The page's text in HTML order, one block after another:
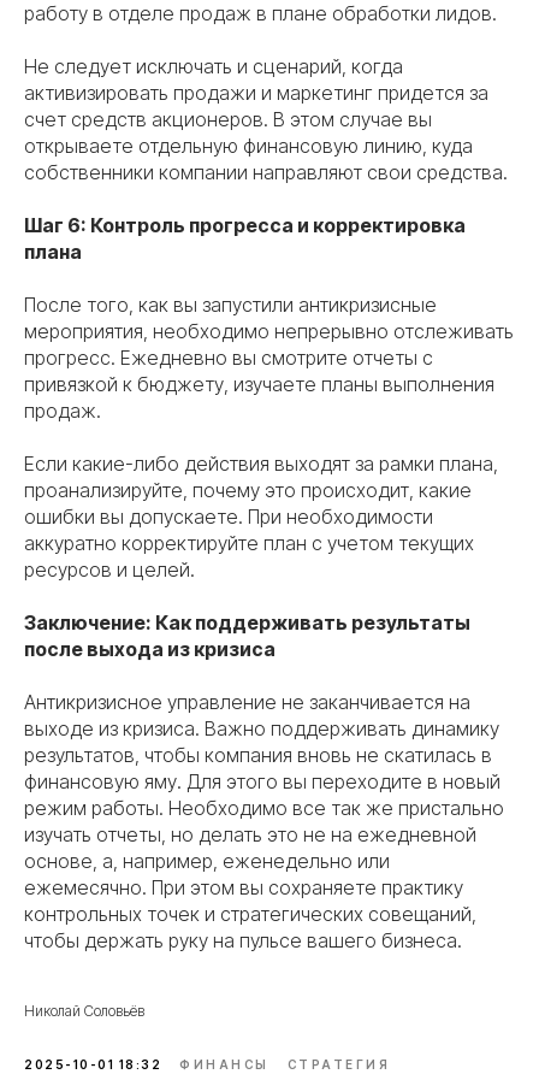
работу в отделе продаж в плане обработки лидов.
Не следует исключать и сценарий, когда
активизировать продажи и маркетинг придется за
счет средств акционеров. В этом случае вы
открываете отдельную финансовую линию, куда
собственники компании направляют свои средства.
Шаг 6: Контроль прогресса и корректировка
плана
После того, как вы запустили антикризисные
мероприятия, необходимо непрерывно отслеживать
прогресс. Ежедневно вы смотрите отчеты с
привязкой к бюджету, изучаете планы выполнения
продаж.
Если какие-либо действия выходят за рамки плана,
проанализируйте, почему это происходит, какие
ошибки вы допускаете. При необходимости
аккуратно корректируйте план с учетом текущих
ресурсов и целей.
Заключение: Как поддерживать результаты
после выхода из кризиса
Антикризисное управление не заканчивается на
выходе из кризиса. Важно поддерживать динамику
результатов, чтобы компания вновь не скатилась в
финансовую яму. Для этого вы переходите в новый
режим работы. Необходимо все так же пристально
изучать отчеты, но делать это не на ежедневной
основе, а, например, еженедельно или
ежемесячно. При этом вы сохраняете практику
контрольных точек и стратегических совещаний,
чтобы держать руку на пульсе вашего бизнеса.
Николай Соловьёв
2025-10-01 18:32 ФИНАНСЫ СТРАТЕГИЯ